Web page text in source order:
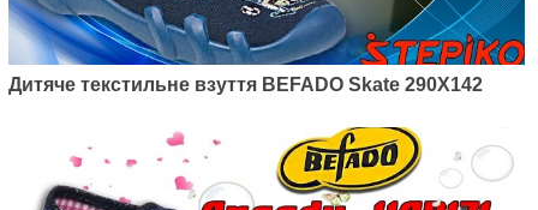
Befado Honey 538P037
400грн.
Дитяче текстильне взуття BEFADO Skate 290X142